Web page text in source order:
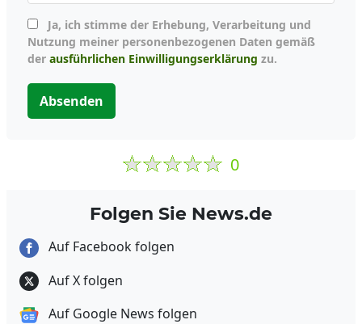
Nutzung meiner personenbezogenen Daten gemäß
der ausführlichen Einwilligungserklärung zu.
Absenden
0
Folgen Sie News.de
Auf Facebook folgen
Auf X folgen
Auf Google News folgen